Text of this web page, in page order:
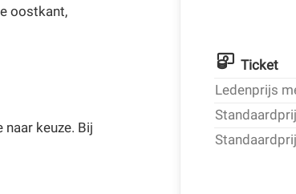
oostkant,
keuze. Bij
Ticket
Ledenprijs